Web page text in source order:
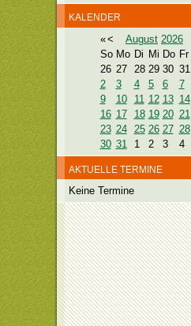
KALENDER
«< August 2026
So Mo Di Mi Do Fr
26 27 28 29 30 31
2
3 4 5 6 7
9
10 11 12 13 14
16 17 18 19 20 21
23 24 25 26 27 28
30 31 1 2 3 4
AKTUELLE TERMINE
Keine Termine